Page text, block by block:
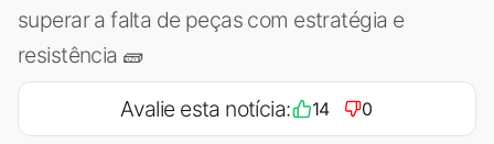
superar a falta de peças com estratégia e
resistência 🧱
Avalie esta notícia: 14 0